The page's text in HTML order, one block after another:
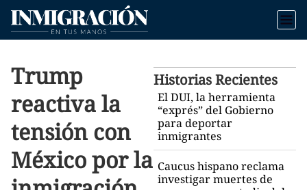
Trump
reactiva la
tensión con
México por la
Historias Recientes
El DUI, la herramienta
“exprés” del Gobierno
para deportar
inmigrantes
Caucus hispano reclama
investigar muertes de